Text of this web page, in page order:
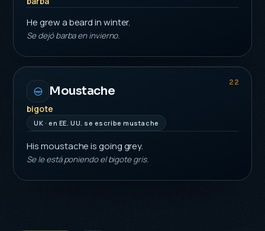
He grew a beard in winter.
Se dejó barba en invierno.
22
Moustache
bigote
UK · en EE. UU. se escribe mustache
His moustache is going grey.
Se le está poniendo el bigote gris.